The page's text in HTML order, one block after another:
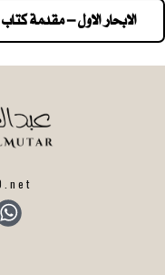
navigation
الابحار الاول – مقدمة